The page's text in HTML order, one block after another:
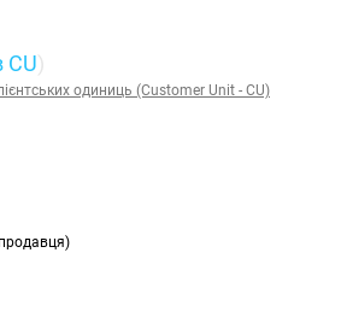
CU)
одиниць (Customer Unit - CU)